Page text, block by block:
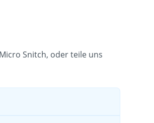
Snitch, oder teile uns